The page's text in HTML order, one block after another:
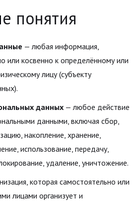
понятия
— любая информация,
или косвенно к определённому или
лицу (субъекту
данных — любое действие
данными, включая сбор,
накопление, хранение,
использование, передачу,
удаление, уничтожение.
которая самостоятельно или
лицами организует и